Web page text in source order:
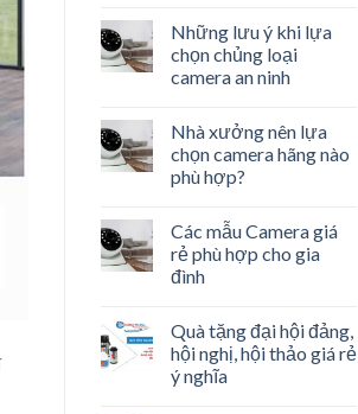
Những lưu ý khi lựa
chọn chủng loại
camera an ninh
Nhà xưởng nên lựa
chọn camera hãng nào
phù hợp?
Các mẫu Camera giá
rẻ phù hợp cho gia
đình
Quà tặng đại hội đảng,
hội nghị, hội thảo giá rẻ
ý nghĩa